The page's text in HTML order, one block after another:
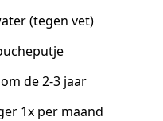
(tegen vet)
de 2-3 jaar
1x per maand